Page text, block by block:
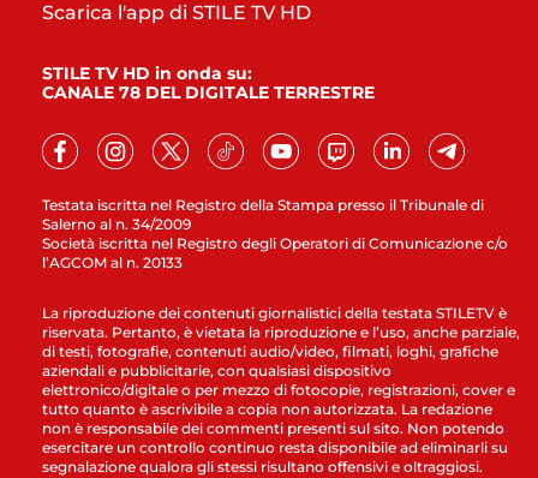
Testata iscritta nel Registro della Stampa presso il Tribunale di
Salerno al n. 34/2009
Società iscritta nel Registro degli Operatori di Comunicazione c/o
l’AGCOM al n. 20133
Scarica l'app di STILE TV HD
STILE TV HD in onda su:
CANALE 78 DEL DIGITALE TERRESTRE
La riproduzione dei contenuti giornalistici della testata STILETV è
riservata. Pertanto, è vietata la riproduzione e l’uso, anche parziale,
di testi, fotografie, contenuti audio/video, filmati, loghi, grafiche
aziendali e pubblicitarie, con qualsiasi dispositivo
elettronico/digitale o per mezzo di fotocopie, registrazioni, cover e
tutto quanto è ascrivibile a copia non autorizzata. La redazione
non è responsabile dei commenti presenti sul sito. Non potendo
esercitare un controllo continuo resta disponibile ad eliminarli su
segnalazione qualora gli stessi risultano offensivi e oltraggiosi.